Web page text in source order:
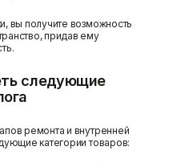
вы получите возможность
придав ему
следующие
ремонта и внутренней
категории товаров: